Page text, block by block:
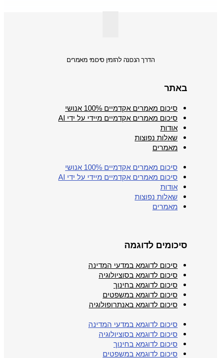
הדרך הנכונה להזמין סיכומי מאמרים
באתר
סיכום מאמרים אקדמיים 100% אנושי
סיכום מאמרים אקדמיים מיידי על ידי AI
אודות
שאלות נפוצות
מאמרים
סיכום מאמרים אקדמיים 100% אנושי
סיכום מאמרים אקדמיים מיידי על ידי AI
אודות
שאלות נפוצות
מאמרים
סיכומים לדוגמה
סיכום לדוגמא במדעי המדינה
סיכום לדוגמא בסוציולוגיה
סיכום לדוגמא בחינוך
סיכום לדוגמא במשפטים
סיכום לדוגמא באנתרופולוגיה
סיכום לדוגמא במדעי המדינה
סיכום לדוגמא בסוציולוגיה
סיכום לדוגמא בחינוך
סיכום לדוגמא במשפטים